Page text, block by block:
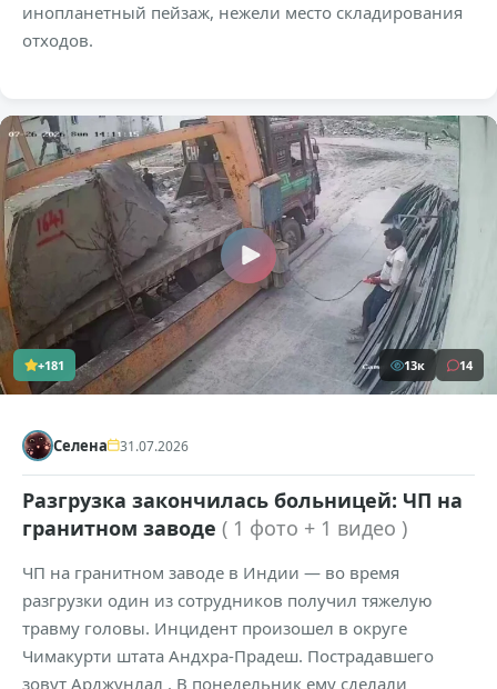
инопланетный пейзаж, нежели место складирования
отходов.
+181 13к 14
Селена 31.07.2026
Разгрузка закончилась больницей: ЧП на
гранитном заводе ( 1 фото + 1 видео )
ЧП на гранитном заводе в Индии — во время
разгрузки один из сотрудников получил тяжелую
травму головы. Инцидент произошел в округе
Чимакурти штата Андхра-Прадеш. Пострадавшего
зовут Арджунлал . В понедельник ему сделали